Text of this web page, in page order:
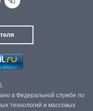
в Федеральной службе по
технологий и массовых